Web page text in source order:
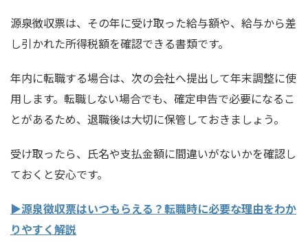
源泉徴収票は、その年に受け取った給与額や、給与から差
し引かれた所得税額を確認できる書類です。
年内に転職する場合は、次の会社へ提出して年末調整に使
用します。転職しない場合でも、確定申告で必要になるこ
とがあるため、退職後は大切に保管しておきましょう。
受け取ったら、氏名や支払金額に間違いがないかを確認し
ておくと安心です。
▶源泉徴収票はいつもらえる？転職時に必要な理由をわか
りやすく解説